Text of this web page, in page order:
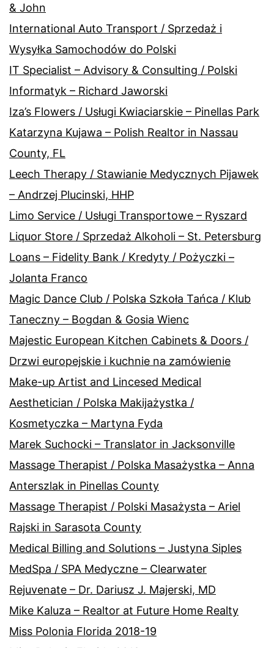
& John
International Auto Transport / Sprzedaż i
Wysyłka Samochodów do Polski
IT Specialist – Advisory & Consulting / Polski
Informatyk – Richard Jaworski
Iza’s Flowers / Usługi Kwiaciarskie – Pinellas Park
Katarzyna Kujawa – Polish Realtor in Nassau
County, FL
Leech Therapy / Stawianie Medycznych Pijawek
– Andrzej Plucinski, HHP
Limo Service / Usługi Transportowe – Ryszard
Liquor Store / Sprzedaż Alkoholi – St. Petersburg
Loans – Fidelity Bank / Kredyty / Pożyczki –
Jolanta Franco
Magic Dance Club / Polska Szkoła Tańca / Klub
Taneczny – Bogdan & Gosia Wienc
Majestic European Kitchen Cabinets & Doors /
Drzwi europejskie i kuchnie na zamówienie
Make-up Artist and Lincesed Medical
Aesthetician / Polska Makijażystka /
Kosmetyczka – Martyna Fyda
Marek Suchocki – Translator in Jacksonville
Massage Therapist / Polska Masażystka – Anna
Anterszlak in Pinellas County
Massage Therapist / Polski Masażysta – Ariel
Rajski in Sarasota County
Medical Billing and Solutions – Justyna Siples
MedSpa / SPA Medyczne – Clearwater
Rejuvenate – Dr. Dariusz J. Majerski, MD
Mike Kaluza – Realtor at Future Home Realty
Miss Polonia Florida 2018-19